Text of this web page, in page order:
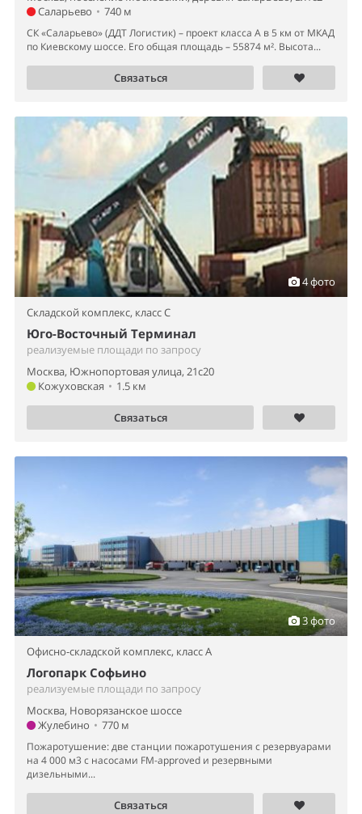
Саларьево • 740 м
СК «Саларьево» (ДДТ Логистик) – проект класса А в 5 км от МКАД
по Киевскому шоссе. Его общая площадь – 55874 м². Высота...
Связаться
4 фото
Складской комплекс, класс C
Юго-Восточный Терминал
реализуемые площади по запросу
Москва, Южнопортовая улица, 21с20
Кожуховская • 1.5 км
Связаться
3 фото
Офисно-складской комплекс, класс A
Логопарк Софьино
реализуемые площади по запросу
Москва, Новорязанское шоссе
Жулебино • 770 м
Пожаротушение: две станции пожаротушения с резервуарами
на 4 000 м3 с насосами FM-approved и резервными
дизельными...
Связаться